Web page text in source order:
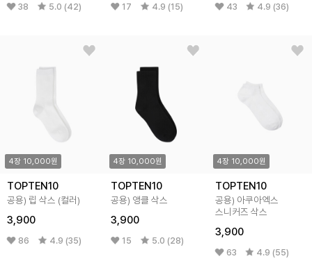
38 5.0 (42) 17 4.9 (15) 43 4.9 (36)
4장 10,000원
TOPTEN10
공용) 립 삭스 (컬러)
3,900
86 4.9 (35)
4장 10,000원
TOPTEN10
공용) 앵클 삭스
3,900
15 5.0 (28)
4장 10,000원
TOPTEN10
공용) 아쿠아엑스
스니커즈 삭스
3,900
63 4.9 (55)